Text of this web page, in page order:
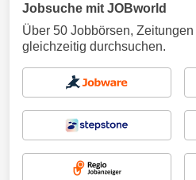
Jobsuche mit JOBworld
Über 50 Jobbörsen,
gleichzeitig durchsuchen.